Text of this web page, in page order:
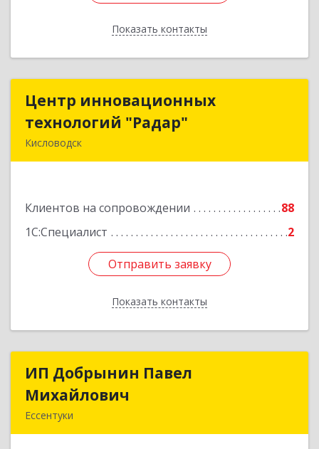
Показать контакты
Назад
Центр инновационных
технологий "Радар"
Кисловодск
Клиентов на сопровождении
88
1С:Специалист
2
Отправить заявку
Показать контакты
Центр инновационных
технологий "Радар"
Подробнее
Отправить заявку
Назад
ИП Добрынин Павел
Михайлович
Ессентуки
ИП Добрынин Павел